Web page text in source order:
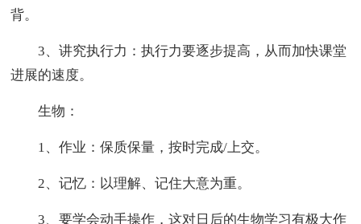
背。
3、讲究执行力：执行力要逐步提高，从而加快课堂
进展的速度。
生物：
1、作业：保质保量，按时完成/上交。
2、记忆：以理解、记住大意为重。
3、要学会动手操作，这对日后的生物学习有极大作